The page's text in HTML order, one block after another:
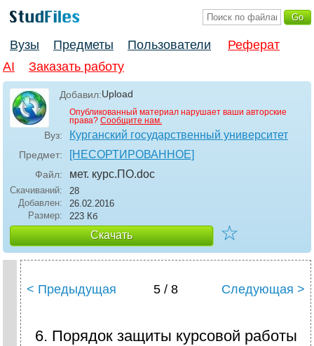
Вузы Предметы Пользователи
Реферат
AI
Заказать работу
Добавил:Upload
Опубликованный материал нарушает ваши авторские
права? Сообщите нам.
Вуз: Курганский государственный университет
Предмет: [НЕСОРТИРОВАННОЕ]
Файл: мет. курс.ПО.doc
Скачиваний:
28
Добавлен:
26.02.2016
Размер:
223 Кб
Скачать ☆
< Предыдущая 5 / 8 Следующая >
6. Порядок защиты курсовой работы